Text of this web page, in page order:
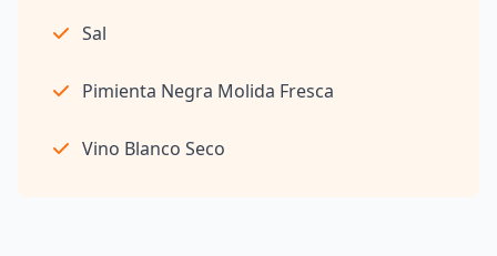
Sal
Pimienta Negra Molida Fresca
Vino Blanco Seco